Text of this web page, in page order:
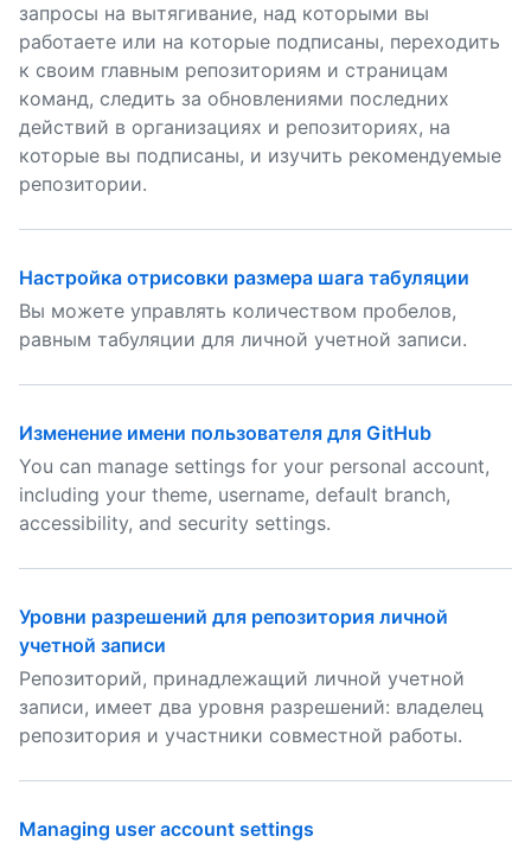
запросы на вытягивание, над которыми вы
работаете или на которые подписаны, переходить
к своим главным репозиториям и страницам
команд, следить за обновлениями последних
действий в организациях и репозиториях, на
которые вы подписаны, и изучить рекомендуемые
репозитории.
Настройка отрисовки размера шага табуляции
Вы можете управлять количеством пробелов,
равным табуляции для личной учетной записи.
Изменение имени пользователя для GitHub
You can manage settings for your personal account,
including your theme, username, default branch,
accessibility, and security settings.
Уровни разрешений для репозитория личной
учетной записи
Репозиторий, принадлежащий личной учетной
записи, имеет два уровня разрешений: владелец
репозитория и участники совместной работы.
Managing user account settings